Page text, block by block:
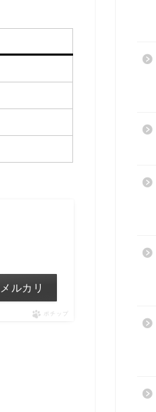
メルカリ
ポチップ